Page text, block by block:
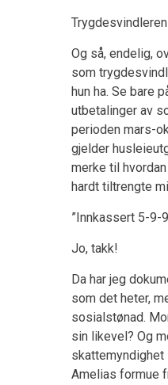
Og så, endelig,
som
hun ha. Se bare
utbetalinger av
perioden mars-
gjelder
merke til
hardt tiltrengte
”Innkassert 5-9-
Jo, takk!
Da har jeg
som det heter,
sosialstønad.
sin likevel? Og
Amelias formue